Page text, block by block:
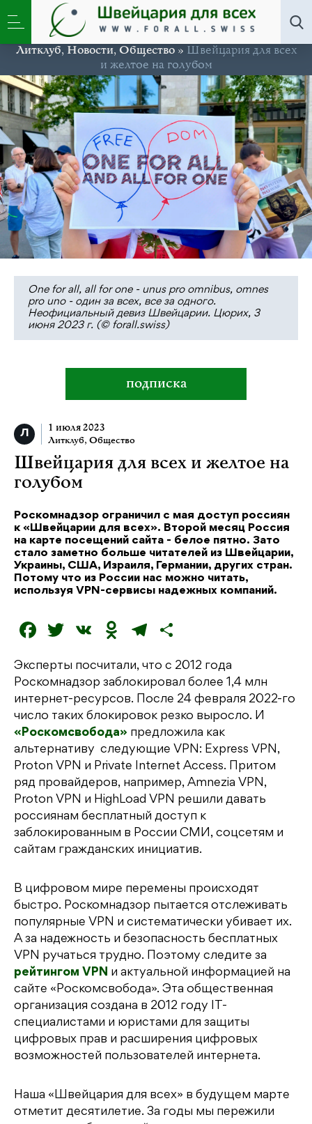
Литклуб, Новости,Общество» Швейцария для всех
и желтое на голубом
One for all, all for one - unus pro omnibus, omnes
pro uno - один за всех, все за одного.
Неофициальный девиз Швейцарии. Цюрих, 3
июня 2023 г. (© forall.swiss)
подписка
1 июля 2023
Литклуб, Общество
Швейцария для всех и желтое на
голубом
Роскомнадзор ограничил с мая доступ россиян
к «Швейцарии для всех». Второй месяц Россия
на карте посещений сайта - белое пятно. Зато
стало заметно больше читателей из Швейцарии,
Украины, США, Израиля, Германии, других стран.
Потому что из России нас можно читать,
используя VPN-сервисы надежных компаний.
F
c
e
b
o
o
k
T
it
t
e
r
V
O
n
o
kl
a
s
s
ni
ki
T
e
g
r
a
m
п
р
а
в
и
т
ь
Эксперты посчитали, что с 2012 года
Роскомнадзор заблокировал более 1,4 млн
интернет-ресурсов. После 24 февраля 2022-го
число таких блокировок резко выросло. И
«Роскомсвобода» предложила как
альтернативу следующие VPN: Express VPN,
Proton VPN и Private Internet Access. Притом
ряд провайдеров, например, Amnezia VPN,
Proton VPN и HighLoad VPN решили давать
россиянам бесплатный доступ к
заблокированным в России СМИ, соцсетям и
сайтам гражданских инициатив.
В цифровом мире перемены происходят
быстро. Роскомнадзор пытается отслеживать
популярные VPN и систематически убивает их.
А за надежность и безопасность бесплатных
VPN ручаться трудно. Поэтому следите за
рейтингом VPN и актуальной информацией на
сайте «Роскомсвобода». Эта общественная
организация создана в 2012 году IT-
специалистами и юристами для защиты
цифровых прав и расширения цифровых
возможностей пользователей интернета.
Наша «Швейцария для всех» в будущем марте
отметит десятилетие. За годы мы пережили